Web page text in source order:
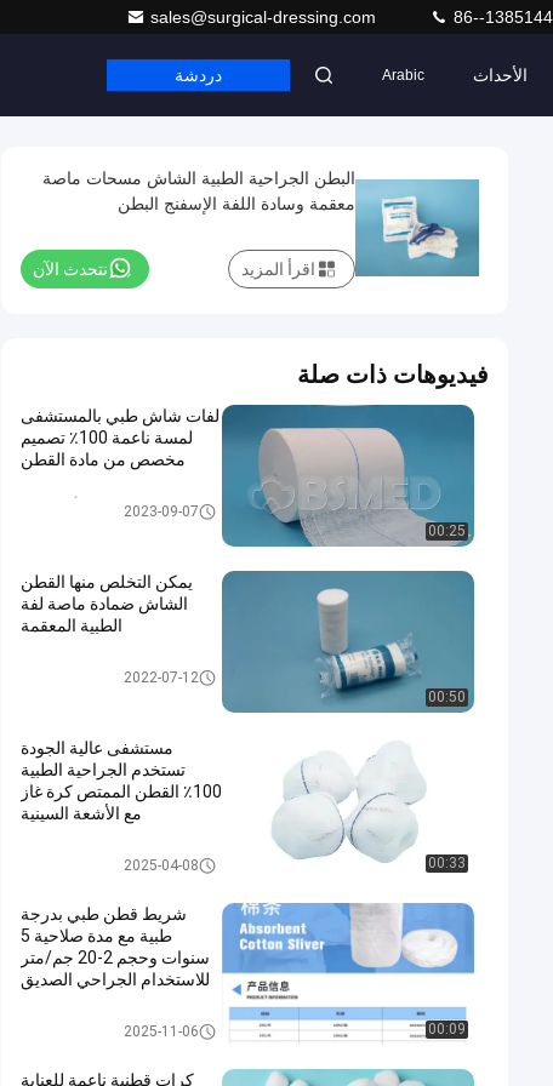
sales@surgical-dressing.com 86--
الأحداث Arabic دردشة
البطن الجراحية الطبية الشاش مسحات ماصة
معقمة وسادة اللفة الإسفنج البطن
نتحدث الآن اقرأ المزيد
فيديوهات ذات صلة
00:25
لفات شاش طبي بالمستشفى
لمسة ناعمة 100٪ تصميم
مخصص من مادة القطن
2023-09-07
00:50
يمكن التخلص منها القطن
الشاش ضمادة ماصة لفة
الطبية المعقمة
2022-07-12
00:33
مستشفى عالية الجودة
تستخدم الجراحية الطبية
100٪ القطن الممتص كرة غاز
مع الأشعة السينية
2025-04-08
00:09
شريط قطن طبي بدرجة
طبية مع مدة صلاحية 5
سنوات وحجم 2-20 جم/متر
للاستخدام الجراحي الصديق
2025-11-06
كرات قطنية ناعمة للعناية